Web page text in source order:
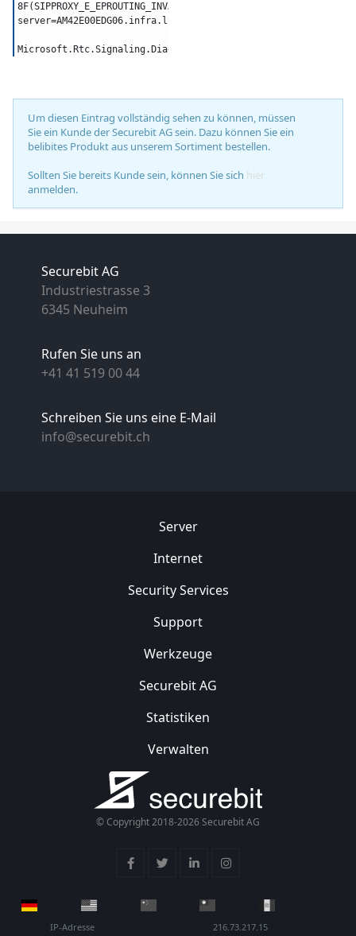
server=AM42E00EDG06.infra.lync.com
Microsoft.Rtc.Signaling.DiagnosticHeader
Um diesen Eintrag vollständig sehen zu können, müssen
Sie ein Kunde der Securebit AG sein. Dazu können Sie ein
belibites Produkt aus unserem Sortiment bestellen.
Sollten Sie bereits Kunde sein, können Sie sich hier
anmelden.
Securebit AG
Industriestrasse 3
6345 Neuheim
Rufen Sie uns an
+41 41 519 00 44
Schreiben Sie uns eine E-Mail
info@securebit.ch
Server
Internet
Security Services
Support
Werkzeuge
Securebit AG
Statistiken
Verwalten
© Copyright 2018-2026 Securebit AG
IP-Adresse
216.73.217.15